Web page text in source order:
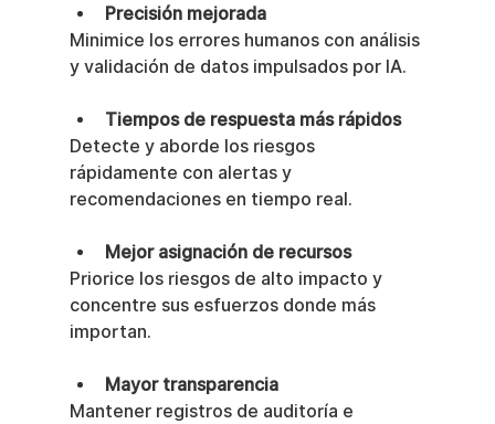
Precisión mejorada
Minimice los errores humanos con análisis
y validación de datos impulsados por IA.
Tiempos de respuesta más rápidos
Detecte y aborde los riesgos
rápidamente con alertas y
recomendaciones en tiempo real.
Mejor asignación de recursos
Priorice los riesgos de alto impacto y
concentre sus esfuerzos donde más
importan.
Mayor transparencia
Mantener registros de auditoría e